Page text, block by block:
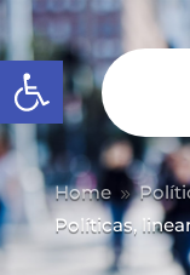
Abrir barra de
Home 9
Políticas,